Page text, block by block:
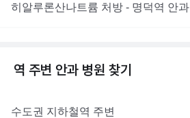
히알루론산나트륨 처방 - 명덕역 안과
역 주변 안과 병원 찾기
수도권 지하철역 주변